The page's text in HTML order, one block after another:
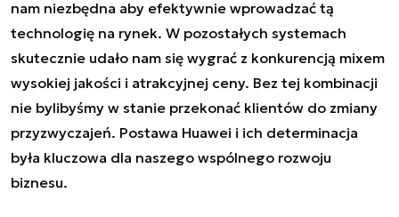
nam niezbędna aby efektywnie wprowadzać tą
technologię na rynek. W pozostałych systemach
skutecznie udało nam się wygrać z konkurencją mixem
wysokiej jakości i atrakcyjnej ceny. Bez tej kombinacji
nie bylibyśmy w stanie przekonać klientów do zmiany
przyzwyczajeń. Postawa Huawei i ich determinacja
była kluczowa dla naszego wspólnego rozwoju
biznesu.